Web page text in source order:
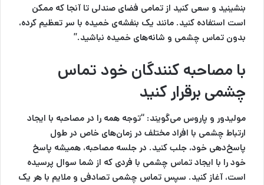
بنشینید و سعی کنید از تمامی فضای صندلی تا آنجا که ممکن
است استفاده کنید. مانند یک بنفشه‌ی خمیده با سر تعظیم کرده،
بدون تماس چشمی و شانه‌های خمیده نباشید.”
با مصاحبه کنندگان خود تماس
چشمی برقرار کنید
مولیدور و پاروس می‌گویند: “توجه همه را در مصاحبه با ایجاد
ارتباط چشمی با افراد مختلف در زمان‌های خاص در طول
پاسخ‌دهی خود، جلب کنید. در جلسه مصاحبه، همیشه پاسخ
خود را با ایجاد تماس چشمی با فردی که از شما سوال پرسیده
است، آغاز کنید. سپس تماس چشمی تصادفی و ملایم با هر یک